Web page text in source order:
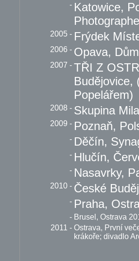
- Katowice,
2005 - Frýdek
2006 - Opava,
2007 - TŘI Z
Budějovice,
Popelářem)
2008 - Skupina
2009 - Poznaň,
- Děčín,
- Hlučín,
- Nasavrky,
2010 - České
- Praha,
- Brusel, Ostrava
2011 - Ostrava, První
krákoře; divadlo